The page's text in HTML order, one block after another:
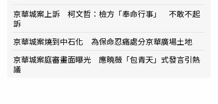
京華城案上訴 柯文哲：檢方「奉命行事」 不敢不起
訴
京華城案燒到中石化 為保命忍痛處分京華廣場土地
京華城案庭審畫面曝光 應曉薇「包青天」式發言引熱
議